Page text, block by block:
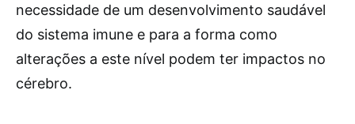
necessidade de um desenvolvimento saudável
do sistema imune e para a forma como
alterações a este nível podem ter impactos no
cérebro.